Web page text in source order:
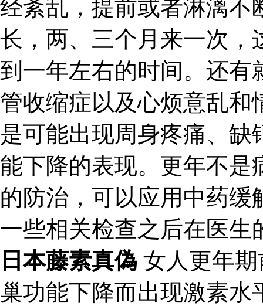
经紊乱，提前或者淋漓不
长，两、三个月来一次，
到一年左右的时间。还有
管收缩症以及心烦意乱和
是可能出现周身疼痛、
能下降的表现。更年不是
的防治，可以应用中药
一些相关检查之后在医生
日本藤素真偽 女人更年
巢功能下降而出现激素水